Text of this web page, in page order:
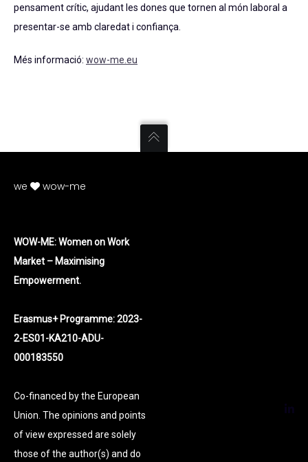
pensament crític, ajudant les dones que tornen al món laboral a
presentar-se amb claredat i confiança.
Més informació: wow-me.eu
we wow-me
WOW-ME: Women on Work
Market – Maximising
Empowerment.
Erasmus+ Programme: 2023-
2-ES01-KA210-ADU-
000183550
Co-financed by the European
Union. The opinions and points
of view expressed are solely
those of the author(s) and do